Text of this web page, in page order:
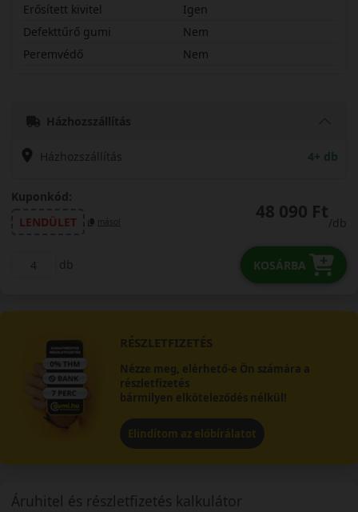
Erősített kivitel
Igen
Defekttűrő gumi
Nem
Peremvédő
Nem
Házhozszállítás
Házhozszállítás 4+ db
Kuponkód:
LENDÜLET
másol 48 090 Ft
/db
db KOSÁRBA
RÉSZLETFIZETÉS
Nézze meg, elérhető-e Ön számára a
részletfizetés
bármilyen elköteleződés nélkül!
Elindítom az előbírálatot
Áruhitel és részletfizetés kalkulátor